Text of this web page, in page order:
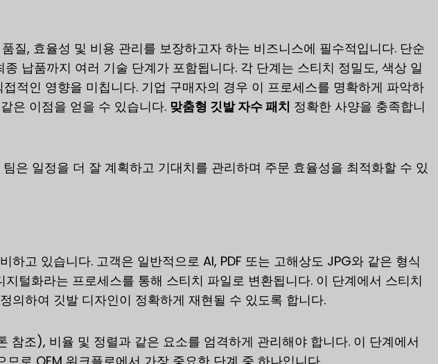
질, 효율성 및 비용 관리를 보장하고자 하는 비즈니스에 필수적입니다. 단순
납품까지 여러 기술 단계가 포함됩니다. 각 단계는 스티치 정밀도, 색상 일
적인 영향을 미칩니다. 기업 구매자의 경우 이 프로세스를 명확하게 파악하
은 이점을 얻을 수 있습니다. 맞춤형 깃발 자수 패치 정확한 사양을 충족합니
은 일정을 더 잘 계획하고 기대치를 관리하며 주문 효율성을 최적화할 수 있
하고 있습니다. 고객은 일반적으로 AI, PDF 또는 고해상도 JPG와 같은 형식
털화라는 프로세스를 통해 스티치 파일로 변환됩니다. 이 단계에서 스티치
의하여 깃발 디자인이 정확하게 재현될 수 있도록 합니다.
참조), 비율 및 정렬과 같은 요소를 엄격하게 관리해야 합니다. 이 단계에서
로 OEM 워크플로에서 가장 중요한 단계 중 하나입니다.